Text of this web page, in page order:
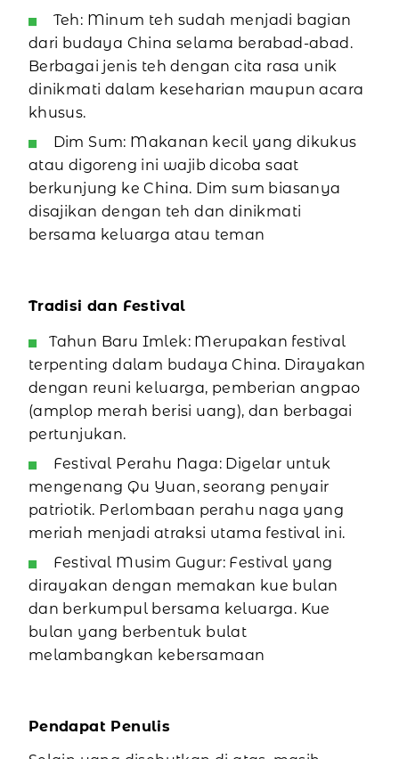
Teh: Minum teh sudah menjadi bagian
dari budaya China selama berabad-abad.
Berbagai jenis teh dengan cita rasa unik
dinikmati dalam keseharian maupun acara
khusus.
Dim Sum: Makanan kecil yang dikukus
atau digoreng ini wajib dicoba saat
berkunjung ke China. Dim sum biasanya
disajikan dengan teh dan dinikmati
bersama keluarga atau teman
Tradisi dan Festival
Tahun Baru Imlek: Merupakan festival
terpenting dalam budaya China. Dirayakan
dengan reuni keluarga, pemberian angpao
(amplop merah berisi uang), dan berbagai
pertunjukan.
Festival Perahu Naga: Digelar untuk
mengenang Qu Yuan, seorang penyair
patriotik. Perlombaan perahu naga yang
meriah menjadi atraksi utama festival ini.
Festival Musim Gugur: Festival yang
dirayakan dengan memakan kue bulan
dan berkumpul bersama keluarga. Kue
bulan yang berbentuk bulat
melambangkan kebersamaan
Pendapat Penulis